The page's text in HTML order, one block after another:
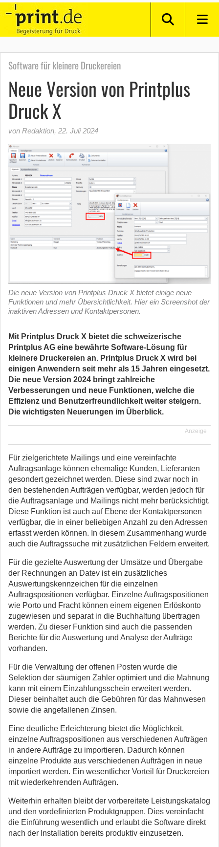
Software für kleinere Druckereien
Neue Version von Printplus
Druck X
von Redaktion, 22. Juli 2024
Die neue Version von Printplus Druck X bietet einige neue
Funktionen und mehr Übersichtlichkeit. Hier ein Screenshot der
inaktiven Adressen und Kontaktpersonen.
Mit Printplus Druck X bietet die schweizerische
Printplus AG eine bewährte Software-Lösung für
kleinere Druckereien an. Printplus Druck X wird bei
einigen Anwendern seit mehr als 15 Jahren eingesetzt.
Die neue Version 2024 bringt zahlreiche
Verbesserungen und neue Funktionen, welche die
Effizienz und Benutzerfreundlichkeit weiter steigern.
Die wichtigsten Neuerungen im Überblick.
Anzeige
Für zielgerichtete Mailings und eine vereinfachte
Auftragsanlage können ehemalige Kunden, Lieferanten
gesondert gezeichnet werden. Diese sind zwar noch in
den bestehenden Aufträgen verfügbar, werden jedoch für
die Auftragsanlage und Mailings nicht mehr berücksichtigt.
Diese Funktion ist auch auf Ebene der Kontaktpersonen
verfügbar, die in einer beliebigen Anzahl zu den Adressen
erfasst werden können. In diesem Zusammenhang wurde
auch die Auftragssuche mit zusätzlichen Feldern erweitert.
Für die gezielte Auswertung der Umsätze und Übergabe
der Rechnungen an Datev ist ein zusätzliches
Auswertungskennzeichen für die einzelnen
Auftragspositionen verfügbar. Einzelne Auftragspositionen
wie Porto und Fracht können einem eigenen Erlöskonto
zugewiesen und separat in die Buchhaltung übertragen
werden. Zu dieser Funktion sind auch die passenden
Berichte für die Auswertung und Analyse der Aufträge
vorhanden.
Für die Verwaltung der offenen Posten wurde die
Selektion der säumigen Zahler optimiert und die Mahnung
kann mit einem Einzahlungsschein erweitert werden.
Dieser beinhaltet auch die Gebühren für das Mahnwesen
sowie die angefallenen Zinsen.
Eine deutliche Erleichterung bietet die Möglichkeit,
einzelne Auftragspositionen aus verschiedenen Aufträgen
in andere Aufträge zu importieren. Dadurch können
einzelne Produkte aus verschiedenen Aufträgen in neue
importiert werden. Ein wesentlicher Vorteil für Druckereien
mit wiederkehrenden Aufträgen.
Weiterhin erhalten bleibt der vorbereitete Leistungskatalog
und den vordefinierten Produktgruppen. Dies vereinfacht
die Einführung wesentlich und erlaubt die Software direkt
nach der Installation bereits produktiv einzusetzen.